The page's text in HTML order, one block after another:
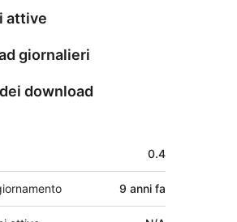
attive
giornalieri
download
0.4
9 anni fa